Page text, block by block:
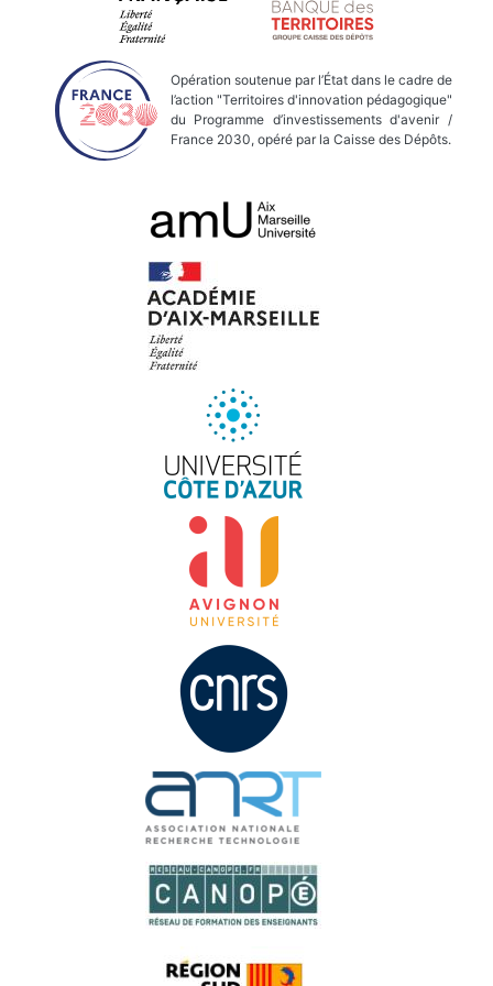
Opération soutenue par l’État dans le cadre de
l’action "Territoires d'innovation pédagogique"
du Programme d’investissements d'avenir /
France 2030, opéré par la Caisse des Dépôts.